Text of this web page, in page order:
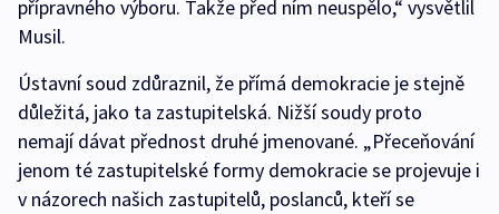
přípravného výboru. Takže před ním neuspělo,“ vysvětlil
Musil.
Ústavní soud zdůraznil, že přímá demokracie je stejně
důležitá, jako ta zastupitelská. Nižší soudy proto
nemají dávat přednost druhé jmenované. „Přeceňování
jenom té zastupitelské formy demokracie se projevuje i
v názorech našich zastupitelů, poslanců, kteří se